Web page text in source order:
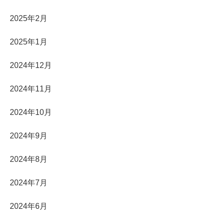
2025年2月
2025年1月
2024年12月
2024年11月
2024年10月
2024年9月
2024年8月
2024年7月
2024年6月